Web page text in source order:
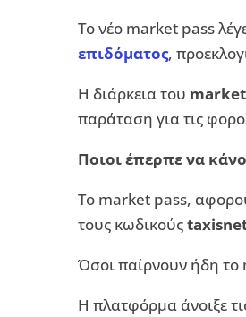
Το νέο market pass
επιδόματος,
Η διάρκεια του market
παράταση για τις
Ποιοι έπερπε να
Το market pass,
τους κωδικούς
Όσοι παίρνουν ήδη το
Η πλατφόρμα άνοιξε